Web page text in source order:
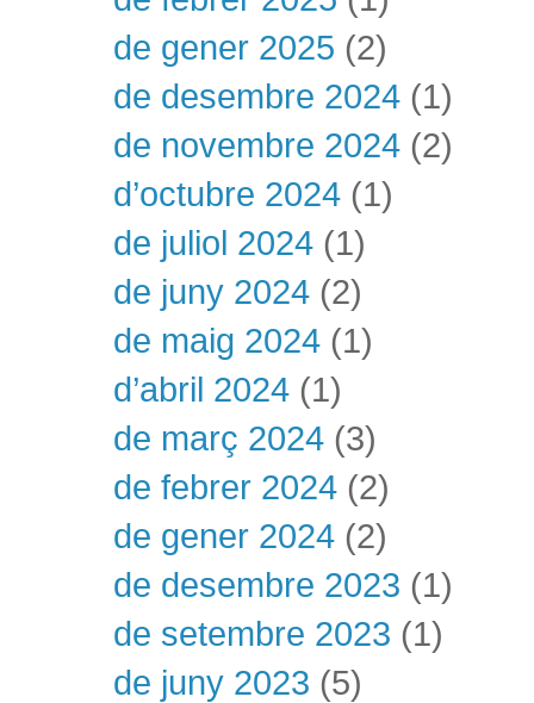
de gener 2025 (2)
de desembre 2024 (1)
de novembre 2024 (2)
d’octubre 2024 (1)
de juliol 2024 (1)
de juny 2024 (2)
de maig 2024 (1)
d’abril 2024 (1)
de març 2024 (3)
de febrer 2024 (2)
de gener 2024 (2)
de desembre 2023 (1)
de setembre 2023 (1)
de juny 2023 (5)